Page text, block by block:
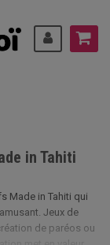
in Tahiti
Made in Tahiti qui
Jeux de
de paréos ou